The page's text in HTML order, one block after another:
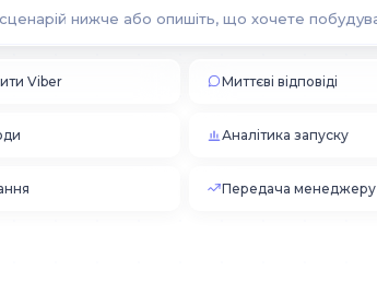
Viber Миттєві відповіді
Аналітика запуску
Передача менеджеру